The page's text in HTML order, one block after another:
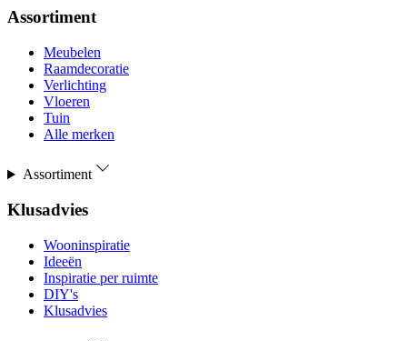
Assortiment
Meubelen
Raamdecoratie
Verlichting
Vloeren
Tuin
Alle merken
Assortiment
Klusadvies
Wooninspiratie
Ideeën
Inspiratie per ruimte
DIY's
Klusadvies